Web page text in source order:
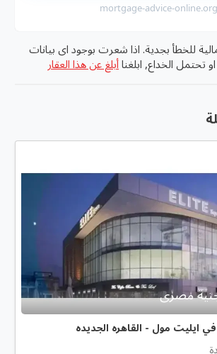
mortgage-advice-online.org
للخطأ بجدية. اذا شعرت بوجود اى بيانات
تحتمل الخداع, ابلغنا أبلغ عن هذا العقار